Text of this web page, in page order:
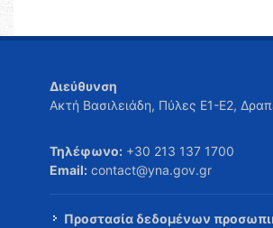
Διεύθυνση
Ακτή Βασιλειάδη, Πύλες Ε1-Ε2,
Τηλέφωνο: +30 213 137 1700
Email: contact@yna.gov.gr
Προστασία δεδομένων